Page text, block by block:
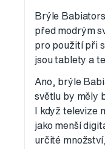
Brýle
před modrým
pro použití při
jsou tablety a
Ano, brýle
světlu by měly
I když televize
jako menší
určité